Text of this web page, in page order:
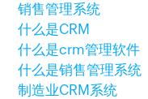
销售管理系统
什么是CRM
什么是crm管理软件
什么是销售管理系统
制造业CRM系统